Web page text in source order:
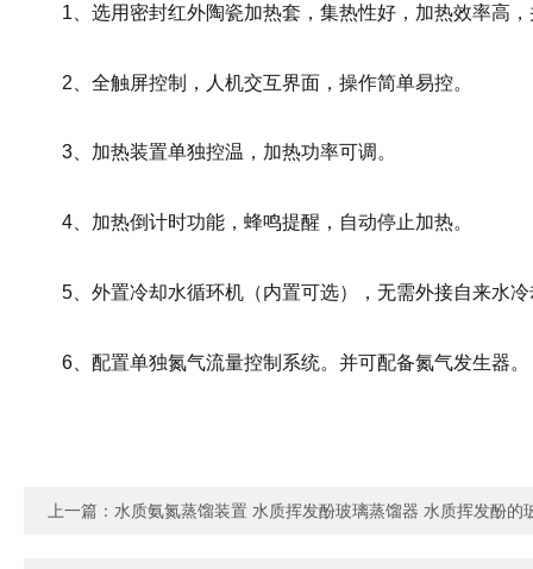
1、选用密封红外陶瓷加热套，集热性好，加热效率高
2、全触屏控制，人机交互界面，操作简单易控。
3、加热装置单独控温，加热功率可调。
4、加热倒计时功能，蜂鸣提醒，自动停止加热。
5、外置冷却水循环机（内置可选），无需外接自来水冷
6、配置单独氮气流量控制系统。并可配备氮气发生器。
上一篇： 水质氨氮蒸馏装置 水质挥发酚玻璃蒸馏器 水质挥发酚的